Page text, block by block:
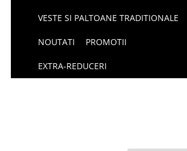
VESTE SI PALTOANE TRADITIONALE
NOUTATI PROMOTII
EXTRA-REDUCERI